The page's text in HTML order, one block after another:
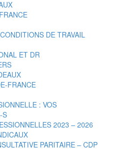
DE TRAVAIL
ET DR
FRANCE
: VOS
S
2023 – 2026
PARITAIRE – CDP